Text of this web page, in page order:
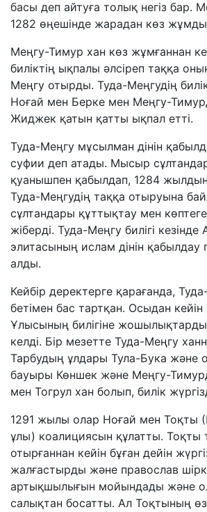
басы деп айтуға толық негіз бар.
1282 өңешінде жарадан көз
Меңгу-Тимур хан көз жұмғаннан
биліктің ықпалы әлсіреп таққа оның
Меңгу отырды. Туда-Меңгудің
Ноғай мен Берке мен Меңгу-
Жиджек қатын қатты ықпал етті.
Туда-Меңгу мұсылман дінін
суфии деп атады. Мысыр
қуанышпен қабылдап, 1284
Туда-Меңгудің таққа отыруына
сұлтандары құттықтау мен
жіберді. Туда-Меңгу билігі
элитасының ислам дінін қабылдау
алды.
Кейбір деректерге қарағанда,
бетімен бас тартқан. Осыдан
Ұлысының билігіне
келді. Бір мезетте Туда-Меңгу
Тарбудың ұлдары Тула-Бука және
бауыры Көншек және Меңгу-
мен Тогрул хан болып, билік
1291 жылы олар Ноғай мен Тоқты
ұлы) коалициясын құлатты. Тоқты
отырғаннан кейін бұған дейін
жалғастырды және православ
артықшылығын мойындады және
салықтан босатты. Ал Тоқтының